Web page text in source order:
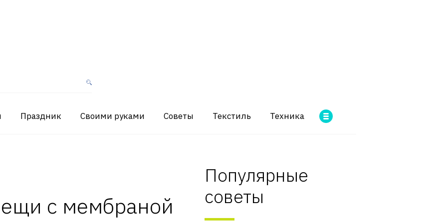
Праздник Своими руками Советы Текстиль Техника
с мембраной
Популярные
советы